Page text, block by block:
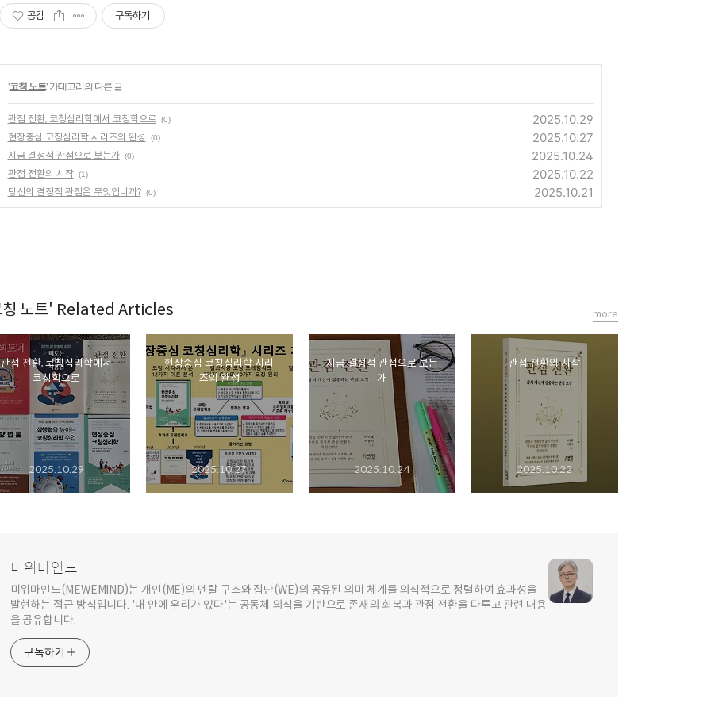
공감 구독하기
'코칭 노트' 카테고리의 다른 글
관점 전환, 코칭심리학에서 코칭학으로 (0) 2025.10.29
현장중심 코칭심리학 시리즈의 완성 (0) 2025.10.27
지금 결정적 관점으로 보는가 (0) 2025.10.24
관점 전환의 시작 (1) 2025.10.22
당신의 결정적 관점은 무엇입니까? (0) 2025.10.21
노트' Related Articles
관점 전환, 코칭심리학에서
코칭학으로
2025.10.29
현장중심 코칭심리학 시리
즈의 완성
2025.10.27
지금 결정적 관점으로 보는
가
2025.10.24
관점 전환의 시작
2025.10.22
more
미위마인드
미위마인드(MEWEMIND)는 개인(ME)의 멘탈 구조와 집단(WE)의 공유된 의미 체계를 의식적으로 정렬하여 효과성을
발현하는 접근 방식입니다. '내 안에 우리가 있다'는 공동체 의식을 기반으로 존재의 회복과 관점 전환을 다루고 관련 내용
을 공유합니다.
구독하기